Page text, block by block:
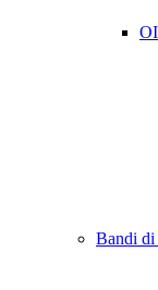
Bandi di